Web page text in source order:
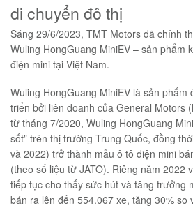
di chuyển đô thị
Sáng 29/6/2023, TMT Motors đã chính
Wuling HongGuang MiniEV – sản phẩm
điện mini tại Việt Nam.
Wuling HongGuang MiniEV là sản
triển bởi liên doanh của General Motors
từ tháng 7/2020, Wuling HongGuang
sốt” trên thị trường Trung Quốc, đồng
và 2022) trở thành mẫu ô tô điện mini
(theo số liệu từ JATO). Riêng năm 2022
tiếp tục cho thấy sức hút và tăng trưởng
bán ra lên đến 554.067 xe, tăng 30% so